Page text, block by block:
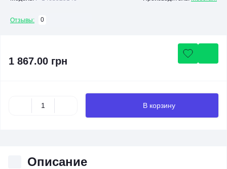
Отзывы: 0
1 867.00 грн
В корзину
Описание